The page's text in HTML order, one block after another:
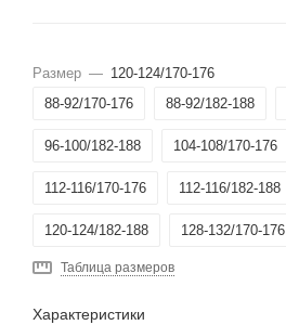
Размер — 120-124/170-176
88-92/170-176
88-92/182-188
96-100/182-188 104-108/170-176
112-116/170-176 112-116/182-188
120-124/182-188 128-132/170-176
Таблица размеров
Характеристики